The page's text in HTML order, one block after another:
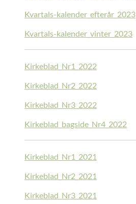
Kvartals-kalender_efterår_2023
Kvartals-kalender_vinter_2023
Kirkeblad_Nr1_2022
Kirkeblad_Nr2_2022
Kirkeblad_Nr3_2022
Kirkeblad_bagside_Nr4_2022
Kirkeblad_Nr1_2021
Kirkeblad_Nr2_2021
Kirkeblad_Nr3_2021